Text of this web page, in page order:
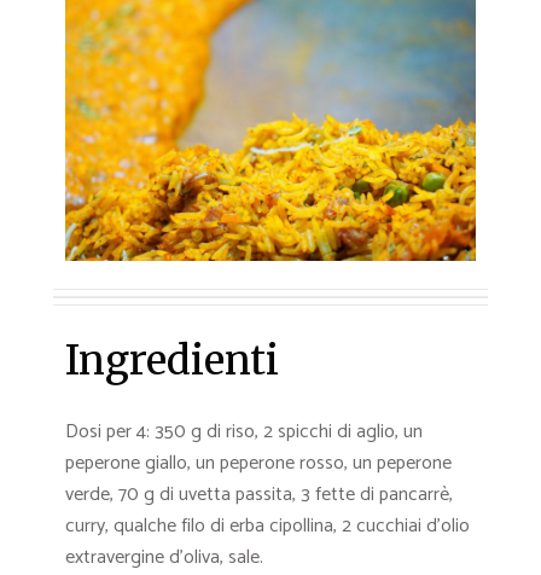
Ingredienti
Dosi per 4: 350 g di riso, 2 spicchi di aglio, un
peperone giallo, un peperone rosso, un peperone
verde, 70 g di uvetta passita, 3 fette di pancarrè,
curry, qualche filo di erba cipollina, 2 cucchiai d’olio
extravergine d’oliva, sale.